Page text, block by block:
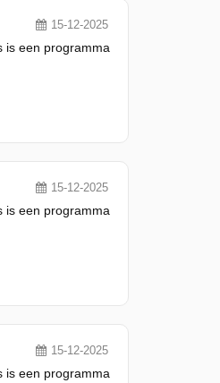
15-12-2025
is een programma
15-12-2025
is een programma
15-12-2025
is een programma